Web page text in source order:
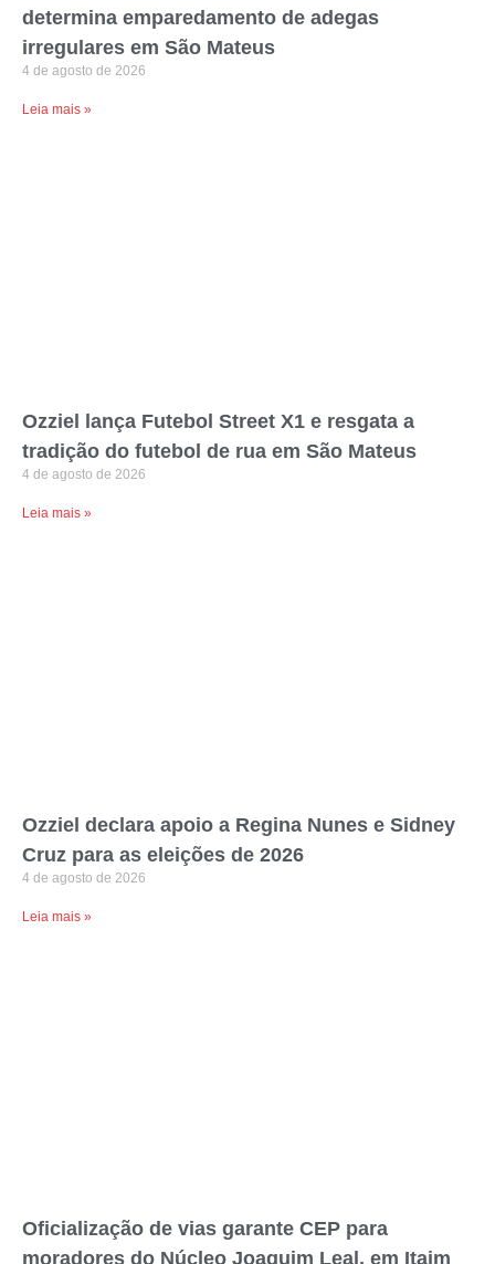
determina emparedamento de adegas
irregulares em São Mateus
4 de agosto de 2026
Leia mais »
Ozziel lança Futebol Street X1 e resgata a
tradição do futebol de rua em São Mateus
4 de agosto de 2026
Leia mais »
Ozziel declara apoio a Regina Nunes e Sidney
Cruz para as eleições de 2026
4 de agosto de 2026
Leia mais »
Oficialização de vias garante CEP para
moradores do Núcleo Joaquim Leal, em Itaim